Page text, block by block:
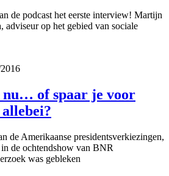
de podcast het eerste interview! Martijn
adviseur op het gebied van sociale
nu… of spaar je voor
de Amerikaanse presidentsverkiezingen,
de ochtendshow van BNR
was gebleken